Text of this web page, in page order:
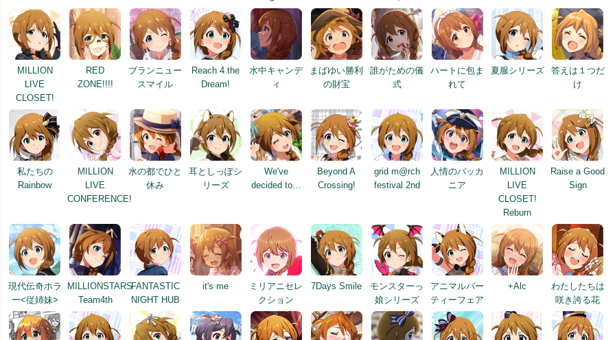
MILLION
LIVE
CLOSET!
RED
ZONE!!!!
ブランニュー
スマイル
Reach 4 the
Dream!
水中キャンデ
ィ
まばゆい勝利
の財宝
誰がための儀
式
ハートに包ま
れて
夏服シリーズ
答えは１つだ
け
私たちの
Rainbow
MILLION
LIVE
CONFERENCE!
水の都でひと
休み
耳としっぽシ
リーズ
We've
decided to…
Beyond A
Crossing!
grid m@rch
festival 2nd
人情のバッカ
ニア
MILLION
LIVE
CLOSET!
Reburn
Raise a Good
Sign
現代伝奇ホラ
ー<従姉妹>
MILLIONSTARS
Team4th
FANTASTIC
NIGHT HUB
it's me
ミリアニセレ
クション
7Days Smile
モンスターっ
娘シリーズ
アニマルパー
ティーフェア
+Alc
わたしたちは
咲き誇る花